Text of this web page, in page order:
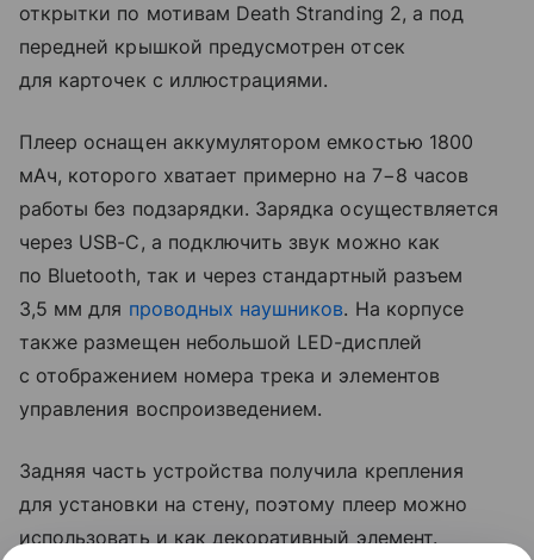
открытки по мотивам Death Stranding 2, а под
передней крышкой предусмотрен отсек
для карточек с иллюстрациями.
Плеер оснащен аккумулятором емкостью 1800
мАч, которого хватает примерно на 7−8 часов
работы без подзарядки. Зарядка осуществляется
через USB-C, а подключить звук можно как
по Bluetooth, так и через стандартный разъем
3,5 мм для проводных наушников. На корпусе
также размещен небольшой LED-дисплей
с отображением номера трека и элементов
управления воспроизведением.
Задняя часть устройства получила крепления
для установки на стену, поэтому плеер можно
использовать и как декоративный элемент.